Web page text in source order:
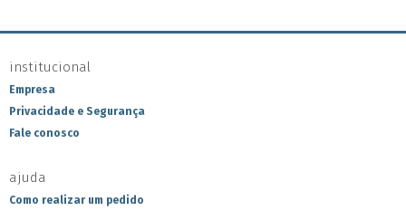
institucional
Empresa
Privacidade e Segurança
Fale conosco
ajuda
Como realizar um pedido